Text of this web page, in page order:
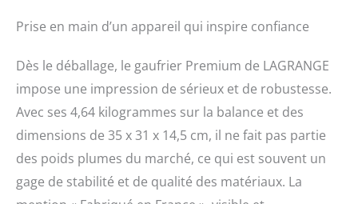
(moelleux / croustillant)
signal sonore vous avertit
quand vos gaufres sont
prêtes. UNE CUISSON
HOMOGENE : appareil
une bonne répartition de
la pâte. ASTUCIEUX : ses
voyants lumineux
Prise en main d’un appareil qui inspire confiance
Dès le déballage, le gaufrier Premium de LAGRANGE
impose une impression de sérieux et de robustesse.
Avec ses 4,64 kilogrammes sur la balance et des
dimensions de 35 x 31 x 14,5 cm, il ne fait pas partie
des poids plumes du marché, ce qui est souvent un
gage de stabilité et de qualité des matériaux. La